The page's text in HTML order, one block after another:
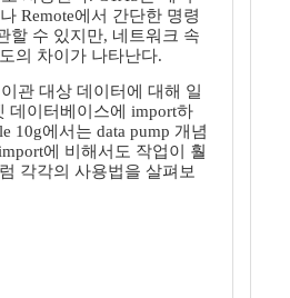
Remote에서 간단한 명령
할 수 있지만, 네트워크 속
의 차이가 나타난다.
관 대상 데이터에 대해 일
데이터베이스에 import하
10g에서는 data pump 개념
에 비해서도 작업이 훨
각각의 사용법을 살펴보